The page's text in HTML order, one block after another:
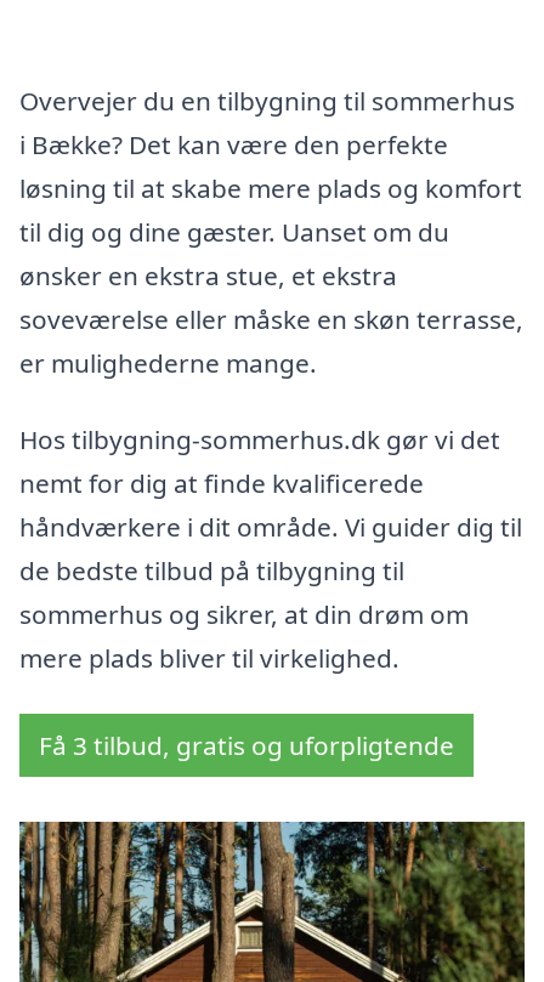
Overvejer du en tilbygning til sommerhus
i Bække? Det kan være den perfekte
løsning til at skabe mere plads og komfort
til dig og dine gæster. Uanset om du
ønsker en ekstra stue, et ekstra
soveværelse eller måske en skøn terrasse,
er mulighederne mange.
Hos tilbygning-sommerhus.dk gør vi det
nemt for dig at finde kvalificerede
håndværkere i dit område. Vi guider dig til
de bedste tilbud på tilbygning til
sommerhus og sikrer, at din drøm om
mere plads bliver til virkelighed.
Få 3 tilbud, gratis og uforpligtende